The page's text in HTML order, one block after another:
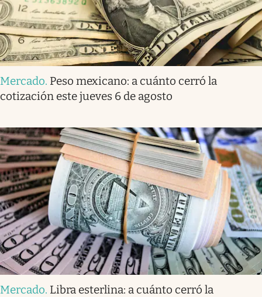
Mercado. Peso mexicano: a cuánto cerró la
cotización este jueves 6 de agosto
Mercado. Libra esterlina: a cuánto cerró la